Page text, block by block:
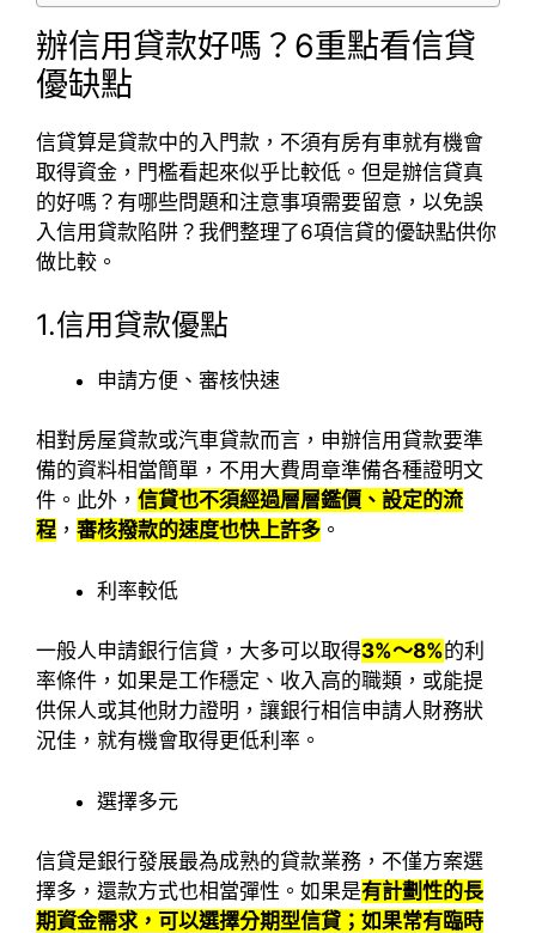
辦信用貸款好嗎？6重點看信貸
優缺點
信貸算是貸款中的入門款，不須有房有車就有機會
取得資金，門檻看起來似乎比較低。但是辦信貸真
的好嗎？有哪些問題和注意事項需要留意，以免誤
入信用貸款陷阱？我們整理了6項信貸的優缺點供你
做比較。
1.信用貸款優點
申請方便、審核快速
相對房屋貸款或汽車貸款而言，申辦信用貸款要準
備的資料相當簡單，不用大費周章準備各種證明文
件。此外， 信貸也不須經過層層鑑價、設定的流
程 ， 審核撥款的速度也快上許多 。
利率較低
一般人申請銀行信貸，大多可以取得3%～8%的利
率條件，如果是工作穩定、收入高的職類，或能提
供保人或其他財力證明，讓銀行相信申請人財務狀
況佳，就有機會取得更低利率。
選擇多元
信貸是銀行發展最為成熟的貸款業務，不僅方案選
擇多，還款方式也相當彈性。如果是有計劃性的長
期資金需求，可以選擇分期型信貸；如果常有臨時